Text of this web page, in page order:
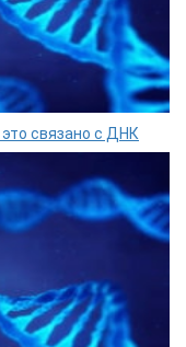
связано с ДНК